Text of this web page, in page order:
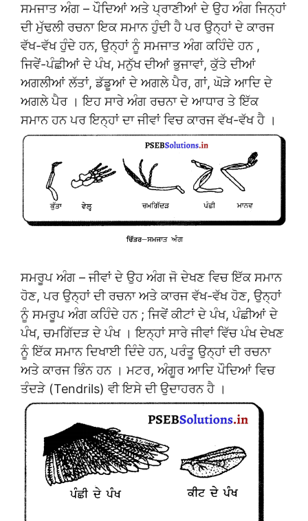
ਸਮਜਾਤ ਅੰਗ – ਪੌਦਿਆਂ ਅਤੇ ਪ੍ਰਾਣੀਆਂ ਦੇ ਉਹ ਅੰਗ ਜਿਨ੍ਹਾਂ
ਦੀ ਮੁੱਢਲੀ ਰਚਨਾ ਇਕ ਸਮਾਨ ਹੁੰਦੀ ਹੈ ਪਰ ਉਨ੍ਹਾਂ ਦੇ ਕਾਰਜ
ਵੱਖ-ਵੱਖ ਹੁੰਦੇ ਹਨ, ਉਨ੍ਹਾਂ ਨੂੰ ਸਮਜਾਤ ਅੰਗ ਕਹਿੰਦੇ ਹਨ ,
ਜਿਵੇਂ-ਪੰਛੀਆਂ ਦੇ ਪੰਖ, ਮਨੁੱਖ ਦੀਆਂ ਭੁਜਾਵਾਂ, ਕੁੱਤੇ ਦੀਆਂ
ਅਗਲੀਆਂ ਲੱਤਾਂ, ਡੱਡੂਆਂ ਦੇ ਅਗਲੇ ਪੈਰ, ਗਾਂ, ਘੋੜੇ ਆਦਿ ਦੇ
ਅਗਲੇ ਪੈਰ । ਇਹ ਸਾਰੇ ਅੰਗ ਰਚਨਾ ਦੇ ਆਧਾਰ ਤੇ ਇੱਕ
ਸਮਾਨ ਹਨ ਪਰ ਇਨ੍ਹਾਂ ਦਾ ਜੀਵਾਂ ਵਿਚ ਕਾਰਜ ਵੱਖ-ਵੱਖ ਹੈ ।
ਸਮਰੂਪ ਅੰਗ – ਜੀਵਾਂ ਦੇ ਉਹ ਅੰਗ ਜੋ ਦੇਖਣ ਵਿਚ ਇੱਕ ਸਮਾਨ
ਹੋਣ, ਪਰ ਉਨ੍ਹਾਂ ਦੀ ਰਚਨਾ ਅਤੇ ਕਾਰਜ ਵੱਖ-ਵੱਖ ਹੋਣ, ਉਨ੍ਹਾਂ
ਨੂੰ ਸਮਰੂਪ ਅੰਗ ਕਹਿੰਦੇ ਹਨ ; ਜਿਵੇਂ ਕੀਟਾਂ ਦੇ ਪੰਖ, ਪੰਛੀਆਂ ਦੇ
ਪੰਖ, ਚਮਗਿੱਦੜ ਦੇ ਪੰਖ । ਇਨ੍ਹਾਂ ਸਾਰੇ ਜੀਵਾਂ ਵਿੱਚ ਪੰਖ ਦੇਖਣ
ਨੂੰ ਇੱਕ ਸਮਾਨ ਦਿਖਾਈ ਦਿੰਦੇ ਹਨ, ਪਰੰਤੂ ਉਨ੍ਹਾਂ ਦੀ ਰਚਨਾ
ਅਤੇ ਕਾਰਜ ਭਿੰਨ ਹਨ । ਮਟਰ, ਅੰਗੂਰ ਆਦਿ ਪੌਦਿਆਂ ਵਿਚ
ਤੰਦੜੇ (Tendrils) ਵੀ ਇਸੇ ਦੀ ਉਦਾਹਰਨ ਹੈ ।